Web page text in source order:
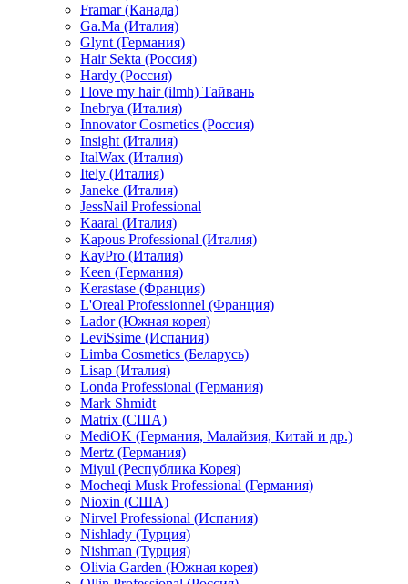
Framar (Канада)
Ga.Ma (Италия)
Glynt (Германия)
Hair Sekta (Россия)
Hardy (Россия)
I love my hair (ilmh) Тайвань
Inebrya (Италия)
Innovator Cosmetics (Россия)
Insight (Италия)
ItalWax (Италия)
Itely (Италия)
Janeke (Италия)
JessNail Professional
Kaaral (Италия)
Kapous Professional (Италия)
KayPro (Италия)
Keen (Германия)
Kerastase (Франция)
L'Oreal Professionnel (Франция)
Lador (Южная корея)
LeviSsime (Испания)
Limba Cosmetics (Беларусь)
Lisap (Италия)
Londa Professional (Германия)
Mark Shmidt
Matrix (США)
MediOK (Германия, Малайзия, Китай и др.)
Mertz (Германия)
Miyul (Республика Корея)
Mocheqi Musk Professional (Германия)
Nioxin (США)
Nirvel Professional (Испания)
Nishlady (Турция)
Nishman (Турция)
Olivia Garden (Южная корея)